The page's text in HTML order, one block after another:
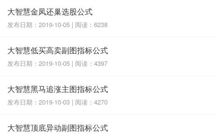
大智慧金凤还巢选股公式
发布日期：2019-10-05 | 阅读：6238
大智慧低买高卖副图指标公式
发布日期：2019-10-05 | 阅读：4397
大智慧黑马追涨主图指标公式
发布日期：2019-10-03 | 阅读：4270
大智慧顶底异动副图指标公式